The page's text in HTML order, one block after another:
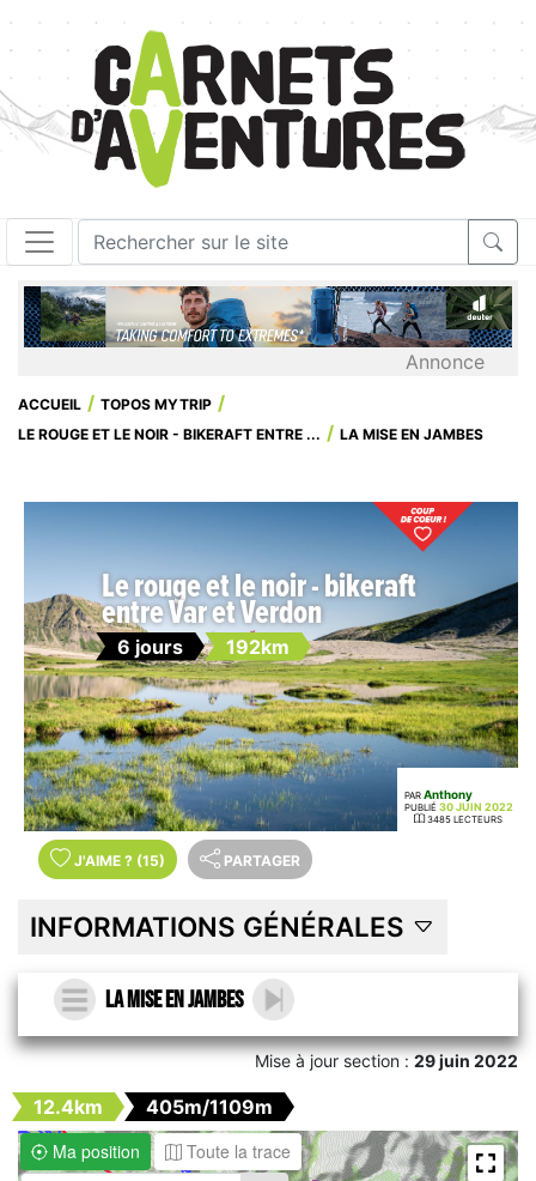
Annonce
ACCUEIL
TOPOS MYTRIP
LE ROUGE ET LE NOIR - BIKERAFT ENTRE ...
LA MISE EN JAMBES
Le rouge et le noir - bikeraft
entre Var et Verdon
6 jours 192km
PAR Anthony
PUBLIÉ 30 JUIN 2022
3485 LECTEURS
J'AIME ? (15) PARTAGER
INFORMATIONS GÉNÉRALES
La mise en jambes
Mise à jour section :29 juin 2022
12.4km
405m/1109m
Ma position
Toute la trace